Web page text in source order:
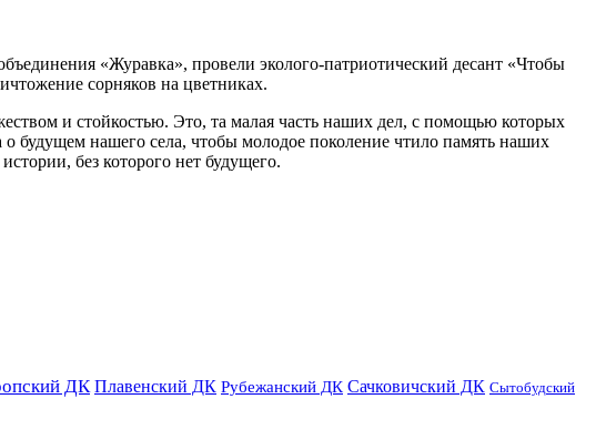
«Журавка», провели эколого-патриотический десант «Чтобы
сорняков на цветниках.
и стойкостью. Это, та малая часть наших дел, с помощью которых
будущем нашего села, чтобы молодое поколение чтило память наших
без которого нет будущего.
ДК Плавенский ДК Рубежанский ДК Сачковичский ДК Сытобудский